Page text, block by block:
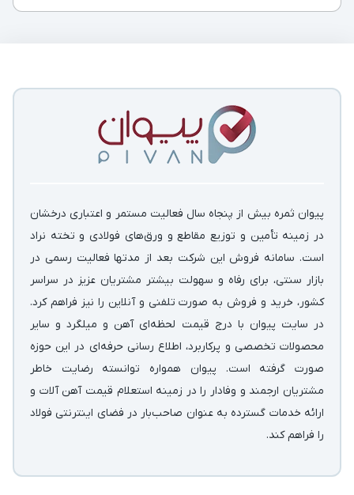
پیوان ثمره بیش از پنجاه سال فعالیت مستمر و اعتباری درخشان
در زمینه‌ تأمین و توزیع مقاطع و ورق‌های فولادی و تخته نراد
است. سامانه فروش این شرکت بعد از مدتها فعالیت رسمی در
بازار سنتی، برای رفاه و سهولت بیشتر مشتریان عزیز در سراسر
کشور، خرید و فروش به صورت تلفنی و آنلاین را نیز فراهم کرد.
در سایت پیوان با درج قیمت لحظه‌ای آهن و میلگرد و سایر
محصولات تخصصی و پرکاربرد، اطلاع رسانی حرفه‌ای در این حوزه
صورت گرفته است. پیوان همواره توانسته رضایت خاطر
مشتریان ارجمند و وفادار را در زمینه استعلام قیمت آهن آلات و
ارائه خدمات گسترده به عنوان صاحب‌بار در فضای اینترنتی فولاد
را فراهم کند.